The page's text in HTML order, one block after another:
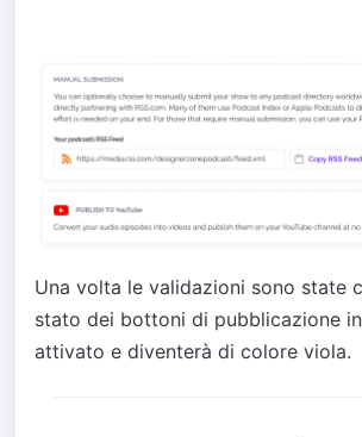
Una volta le validazioni sono state
stato dei bottoni di pubblicazione
attivato e diventerà di colore viola.